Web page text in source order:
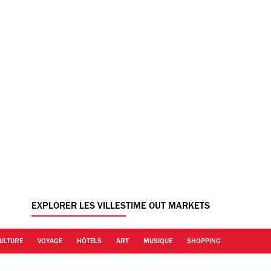
EXPLORER LES VILLESTIME OUT MARKETS
VOYAGE HÔTELS ART MUSIQUE SHOPPING